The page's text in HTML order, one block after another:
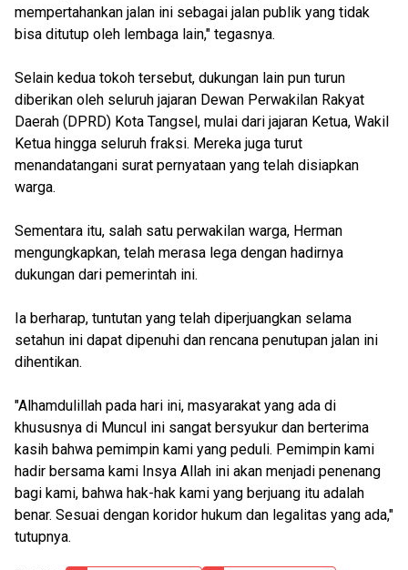
mempertahankan jalan ini sebagai jalan publik yang tidak
bisa ditutup oleh lembaga lain," tegasnya.
Selain kedua tokoh tersebut, dukungan lain pun turun
diberikan oleh seluruh jajaran Dewan Perwakilan Rakyat
Daerah (DPRD) Kota Tangsel, mulai dari jajaran Ketua, Wakil
Ketua hingga seluruh fraksi. Mereka juga turut
menandatangani surat pernyataan yang telah disiapkan
warga.
Sementara itu, salah satu perwakilan warga, Herman
mengungkapkan, telah merasa lega dengan hadirnya
dukungan dari pemerintah ini.
Ia berharap, tuntutan yang telah diperjuangkan selama
setahun ini dapat dipenuhi dan rencana penutupan jalan ini
dihentikan.
"Alhamdulillah pada hari ini, masyarakat yang ada di
khususnya di Muncul ini sangat bersyukur dan berterima
kasih bahwa pemimpin kami yang peduli. Pemimpin kami
hadir bersama kami Insya Allah ini akan menjadi penenang
bagi kami, bahwa hak-hak kami yang berjuang itu adalah
benar. Sesuai dengan koridor hukum dan legalitas yang ada,"
tutupnya.